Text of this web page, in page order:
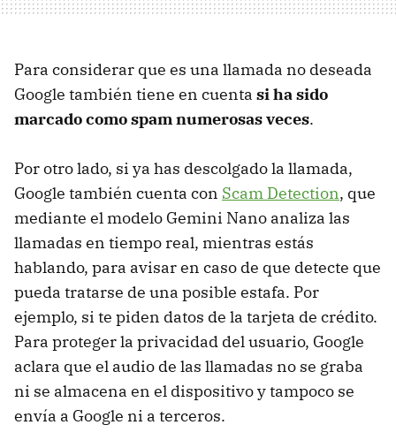
Para considerar que es una llamada no deseada
Google también tiene en cuenta si ha sido
marcado como spam numerosas veces.
Por otro lado, si ya has descolgado la llamada,
Google también cuenta con Scam Detection, que
mediante el modelo Gemini Nano analiza las
llamadas en tiempo real, mientras estás
hablando, para avisar en caso de que detecte que
pueda tratarse de una posible estafa. Por
ejemplo, si te piden datos de la tarjeta de crédito.
Para proteger la privacidad del usuario, Google
aclara que el audio de las llamadas no se graba
ni se almacena en el dispositivo y tampoco se
envía a Google ni a terceros.